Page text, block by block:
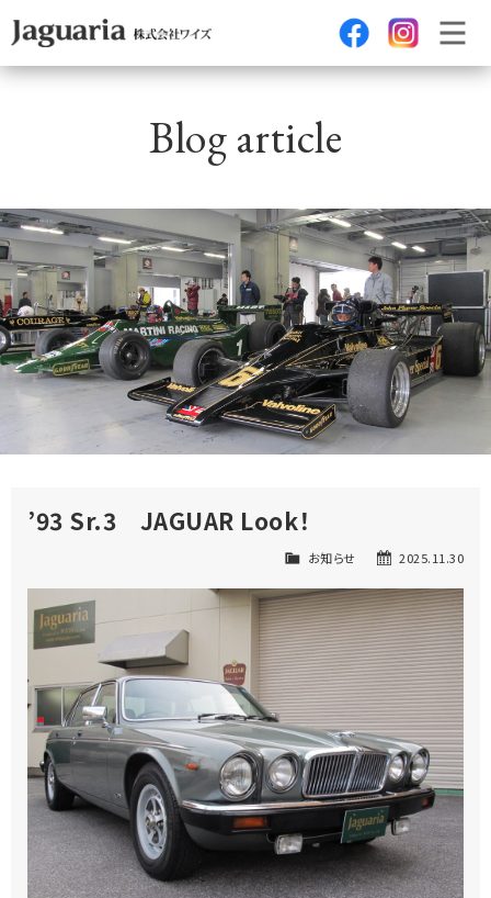
Blog article
’93 Sr.3 JAGUAR Look！
2025.11.30
お知らせ